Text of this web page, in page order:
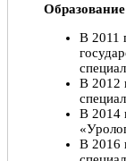
В 2011
В 2012
В 2014
В 2016